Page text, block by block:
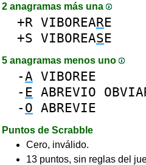
2 anagramas más una
+R VIBOREARE
+S VIBOREASE
5 anagramas menos uno
-A VIBOREE
- E ABREVIO
- O ABREVIE
Puntos de Scrabble
Cero, inválido.
13 puntos, sin reglas del